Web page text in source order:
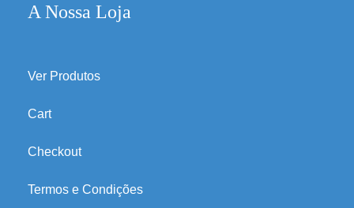
A Nossa Loja
Ver Produtos
Cart
Checkout
Termos e Condições